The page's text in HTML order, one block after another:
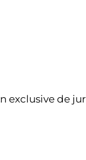
exclusive de